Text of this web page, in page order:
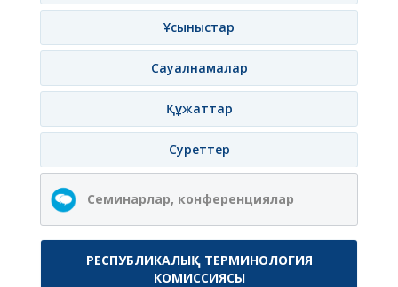
Ұсыныстар
Сауалнамалар
Құжаттар
Суреттер
Семинарлар, конференциялар
РЕСПУБЛИКАЛЫҚ ТЕРМИНОЛОГИЯ
КОМИССИЯСЫ